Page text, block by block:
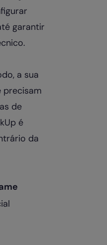
garantir
a sua
precisam
de
é
da